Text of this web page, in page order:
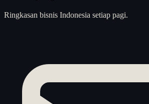
Ringkasan bisnis Indonesia setiap pagi.